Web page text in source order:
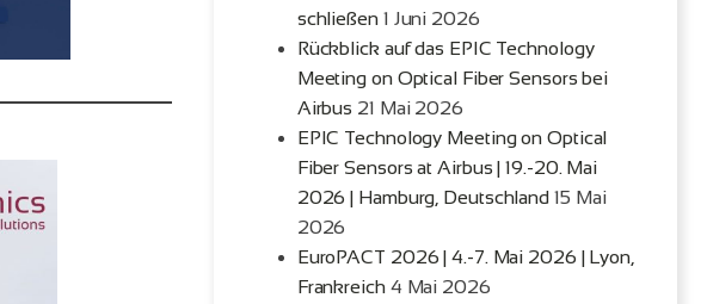
schließen 1 Juni 2026
Rückblick auf das EPIC Technology
Meeting on Optical Fiber Sensors bei
Airbus 21 Mai 2026
EPIC Technology Meeting on Optical
Fiber Sensors at Airbus | 19.-20. Mai
2026 | Hamburg, Deutschland 15 Mai
2026
EuroPACT 2026 | 4.-7. Mai 2026 | Lyon,
Frankreich 4 Mai 2026